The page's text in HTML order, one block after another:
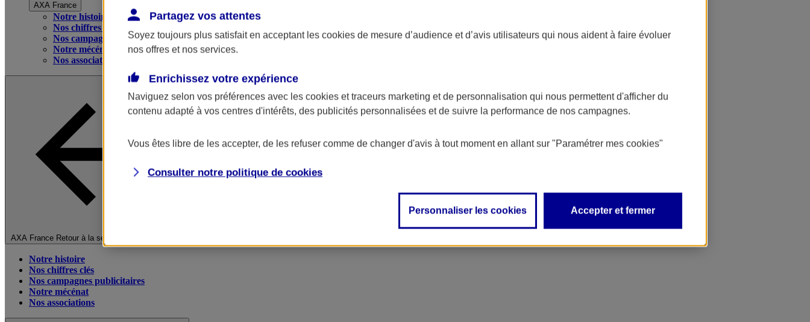
AXA France
Notre histoire
Nos chiffres clés
Nos campagnes publicitaires
Notre mécénat
Nos associations
AXA France Retour à la section précédente
Notre histoire
Nos chiffres clés
Nos campagnes publicitaires
Notre mécénat
Nos associations
Partagez vos attentes
Soyez toujours plus satisfait en acceptant les cookies de mesure d’audience et d’avis utilisateurs qui nous aident à faire évoluer
nos offres et nos services.
Enrichissez votre expérience
Naviguez selon vos préférences avec les cookies et traceurs marketing et de personnalisation qui nous permettent d'afficher du
contenu adapté à vos centres d'intérêts, des publicités personnalisées et de suivre la performance de nos campagnes.
Vous êtes libre de les accepter, de les refuser comme de changer d'avis à tout moment en allant sur "Paramétrer mes cookies"
Consulter notre politique de cookies
Personnaliser les cookies Accepter et fermer